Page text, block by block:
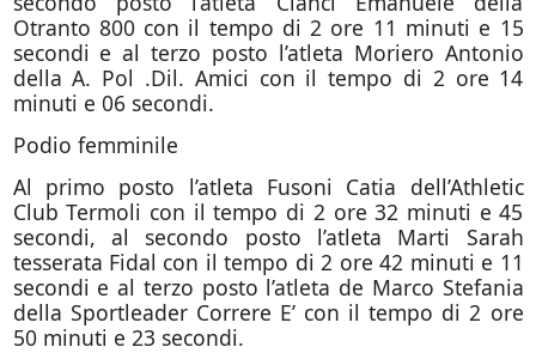
Otranto 800 con il tempo di 2 ore 11 minuti e 15
secondi e al terzo posto l’atleta Moriero Antonio
della A. Pol .Dil. Amici con il tempo di 2 ore 14
minuti e 06 secondi.
Podio femminile
Al primo posto l’atleta Fusoni Catia dell’Athletic
Club Termoli con il tempo di 2 ore 32 minuti e 45
secondi, al secondo posto l’atleta Marti Sarah
tesserata Fidal con il tempo di 2 ore 42 minuti e 11
secondi e al terzo posto l’atleta de Marco Stefania
della Sportleader Correre E’ con il tempo di 2 ore
50 minuti e 23 secondi.